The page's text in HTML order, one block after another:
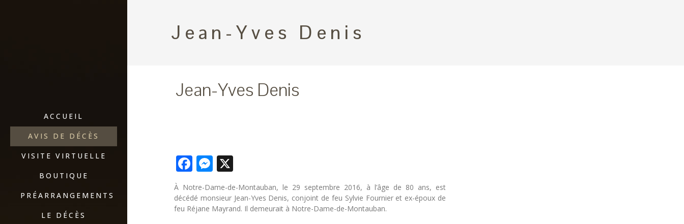
ACCUEIL
AVIS DE DÉCÈS
VISITE VIRTUELLE
BOUTIQUE
PRÉARRANGEMENTS
LE DÉCÈS
Jean-Yves Denis
Jean-Yves Denis
Facebook
Messenger
X
À Notre-Dame-de-Montauban, le 29 septembre 2016, à l’âge de 80 ans, est
décédé monsieur Jean-Yves Denis, conjoint de feu Sylvie Fournier et ex-époux de
feu Réjane Mayrand. Il demeurait à Notre-Dame-de-Montauban.